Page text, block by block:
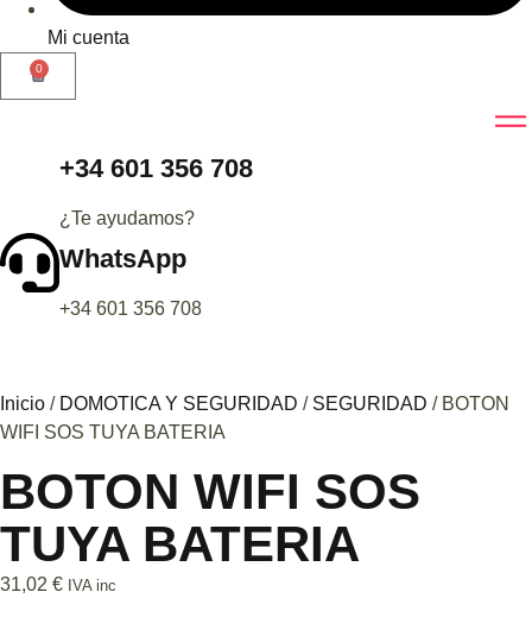
Mi cuenta
0
+34 601 356 708
¿Te ayudamos?
WhatsApp
+34 601 356 708
Inicio / DOMOTICA Y SEGURIDAD / SEGURIDAD / BOTON
WIFI SOS TUYA BATERIA
BOTON WIFI SOS
TUYA BATERIA
31,02 € IVA inc